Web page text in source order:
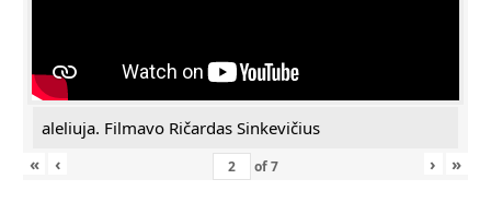
aleliuja. Filmavo Ričardas Sinkevičius
«
‹ of7 › »